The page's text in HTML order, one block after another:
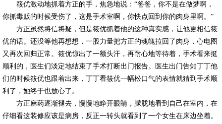
筱优激动地抓着方正的手，焦急地说：“爸爸，你不是在做梦啊，
你抓毒贩的时候受伤了，这是手术室啊，你快点回到你的肉身里啊。”
方正虽然将信将疑，但是筱优抓着他的这种真实感，让他更相信筱
优的话。还没等他再想想，一股力量把方正的魂魄拉回了肉身，心电图
又再次回归正常。筱优惊出了一额头汗，再耐心地等待着，手术看来挺
顺利的，医生们淡定地结束了手术打断出门报告。医生出门告知丁丁他
们的时候筱优也跟着出来，丁丁看筱优一幅松口气的表情就猜到手术顺
利了，她终于也放心了。
方正麻药逐渐褪去，慢慢地睁开眼睛，朦胧地看到自己在室内，在
仔细看这装修应该是病房，反正一转头就看到了一个女生在床边坐着。